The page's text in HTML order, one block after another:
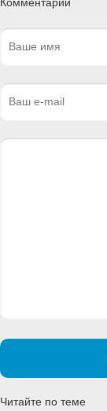
Комментарии
Читайте по теме